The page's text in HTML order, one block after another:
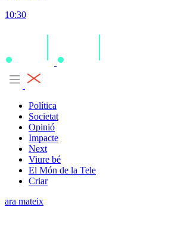
10:30
Política
Societat
Opinió
Impacte
Next
Viure bé
El Món de la Tele
Criar
ara mateix